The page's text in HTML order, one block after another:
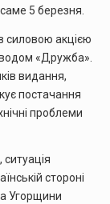
5 березня.
силовою акцією
«Дружба».
видання,
постачання
проблеми
ситуація
стороні
Угорщини